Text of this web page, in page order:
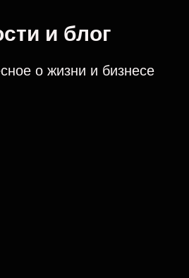
и блог
о жизни и бизнесе